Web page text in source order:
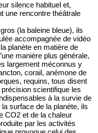
silence habituel et,
une rencontre théâtrale
(la baleine bleue), ils
accompagnée de vidéo
planète en matière de
manière plus générale,
largement méconnus y
corail, anémone de
requins, tous disent
scientifique les
à la survie de
surface de la planète, ils
CO2 et de la chaleur
par les activités